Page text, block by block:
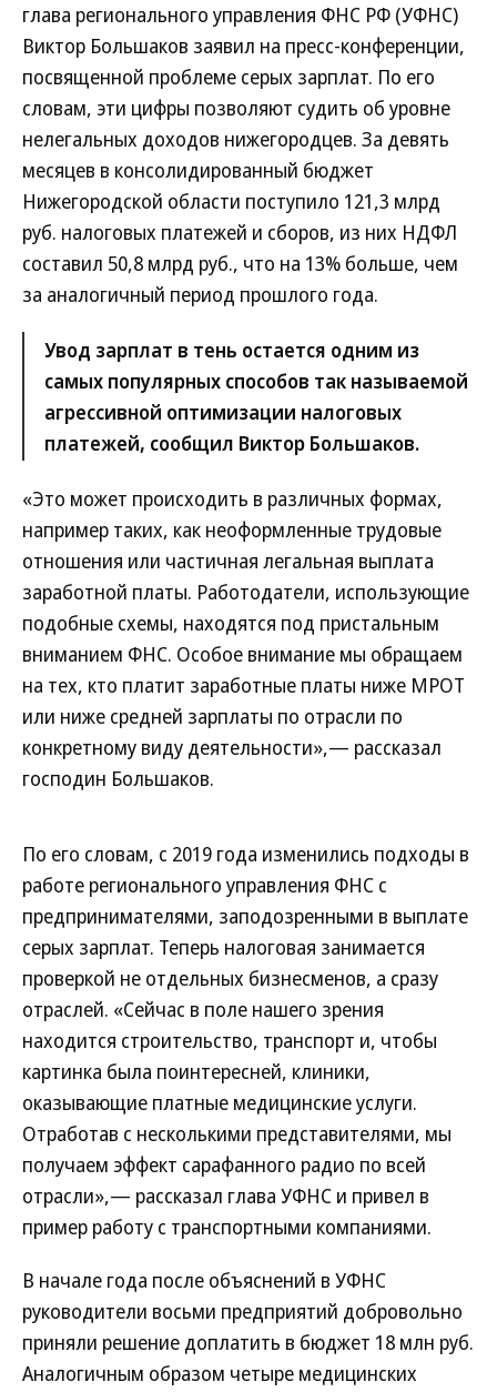
глава регионального управления ФНС РФ (УФНС)
Виктор Большаков заявил на пресс-конференции,
посвященной проблеме серых зарплат. По его
словам, эти цифры позволяют судить об уровне
нелегальных доходов нижегородцев. За девять
месяцев в консолидированный бюджет
Нижегородской области поступило 121,3 млрд
руб. налоговых платежей и сборов, из них НДФЛ
составил 50,8 млрд руб., что на 13% больше, чем
за аналогичный период прошлого года.
Увод зарплат в тень остается одним из
самых популярных способов так называемой
агрессивной оптимизации налоговых
платежей, сообщил Виктор Большаков.
«Это может происходить в различных формах,
например таких, как неоформленные трудовые
отношения или частичная легальная выплата
заработной платы. Работодатели, использующие
подобные схемы, находятся под пристальным
вниманием ФНС. Особое внимание мы обращаем
на тех, кто платит заработные платы ниже МРОТ
или ниже средней зарплаты по отрасли по
конкретному виду деятельности»,— рассказал
господин Большаков.
По его словам, с 2019 года изменились подходы в
работе регионального управления ФНС с
предпринимателями, заподозренными в выплате
серых зарплат. Теперь налоговая занимается
проверкой не отдельных бизнесменов, а сразу
отраслей. «Сейчас в поле нашего зрения
находится строительство, транспорт и, чтобы
картинка была поинтересней, клиники,
оказывающие платные медицинские услуги.
Отработав с несколькими представителями, мы
получаем эффект сарафанного радио по всей
отрасли»,— рассказал глава УФНС и привел в
пример работу с транспортными компаниями.
В начале года после объяснений в УФНС
руководители восьми предприятий добровольно
приняли решение доплатить в бюджет 18 млн руб.
Аналогичным образом четыре медицинских